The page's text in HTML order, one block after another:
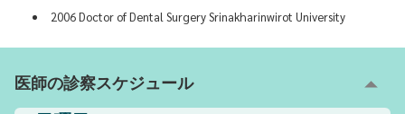
2006 Doctor of Dental Surgery Srinakharinwirot University
医師の診察スケジュール